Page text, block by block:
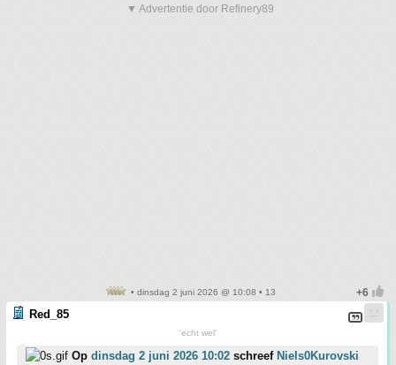
▼ Advertentie door Refinery89
• dinsdag 2 juni 2026 @ 10:08 • 13
Red_85
'echt wel'
Op dinsdag 2 juni 2026 10:02 schreef Niels0Kurovski